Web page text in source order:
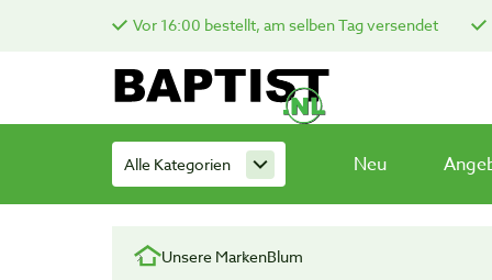
Vor 16:00 bestellt, am selben Tag versendet
Alle Kategorien Neu
Unsere MarkenBlum